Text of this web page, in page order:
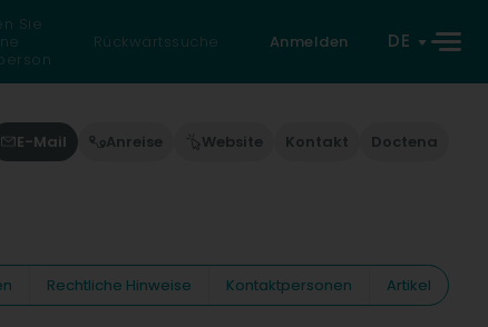
Sie
Rückwärtssuche Anmelden DE
E-Mail Anreise Website Kontakt Doctena
Rechtliche Hinweise Kontaktpersonen
Artikel